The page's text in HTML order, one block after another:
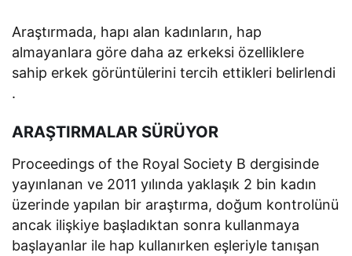
Araştırmada, hapı alan kadınların, hap
almayanlara göre daha az erkeksi özelliklere
sahip erkek görüntülerini tercih ettikleri belirlendi
.
ARAŞTIRMALAR SÜRÜYOR
Proceedings of the Royal Society B dergisinde
yayınlanan ve 2011 yılında yaklaşık 2 bin kadın
üzerinde yapılan bir araştırma, doğum kontrolünü
ancak ilişkiye başladıktan sonra kullanmaya
başlayanlar ile hap kullanırken eşleriyle tanışan